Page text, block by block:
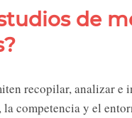
de
recopilar, analizar e
competencia y el